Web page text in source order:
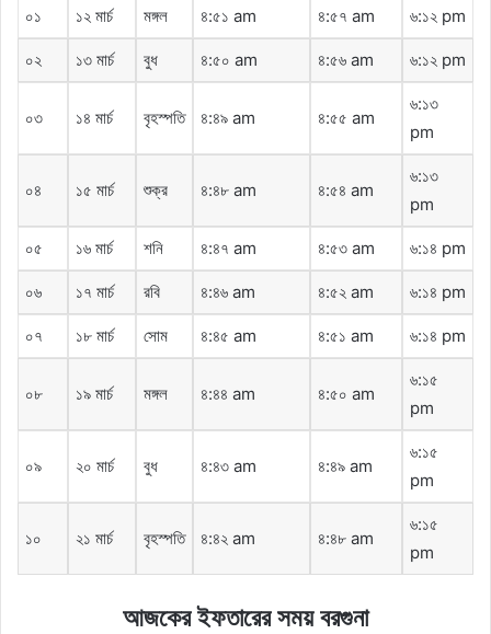
০১ ১২ মার্চ মঙ্গল ৪:৫১ am ৪:৫৭ am ৬:১২ pm
০২ ১৩ মার্চ বুধ ৪:৫০ am ৪:৫৬ am ৬:১২ pm
০৩ ১৪ মার্চ বৃহস্পতি ৪:৪৯ am ৪:৫৫ am
৬:১৩
pm
০৪ ১৫ মার্চ শুক্র ৪:৪৮ am ৪:৫৪ am
৬:১৩
pm
০৫ ১৬ মার্চ শনি ৪:৪৭ am ৪:৫৩ am ৬:১৪ pm
০৬ ১৭ মার্চ রবি ৪:৪৬ am ৪:৫২ am ৬:১৪ pm
০৭ ১৮ মার্চ সোম ৪:৪৫ am ৪:৫১ am ৬:১৪ pm
০৮ ১৯ মার্চ মঙ্গল ৪:৪৪ am ৪:৫০ am
৬:১৫
pm
০৯ ২০ মার্চ বুধ ৪:৪৩ am ৪:৪৯ am
৬:১৫
pm
১০ ২১ মার্চ বৃহস্পতি ৪:৪২ am ৪:৪৮ am
৬:১৫
pm
আজকের ইফতারের সময় বরগুনা